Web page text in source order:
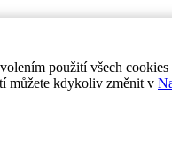
použití všech
můžete kdykoliv změnit v